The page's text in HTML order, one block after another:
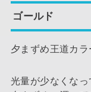
ゴールド
夕まずめ王道カラ
光量が少なくなっ